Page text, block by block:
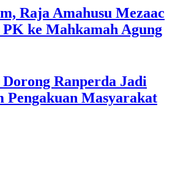
Raja Amahusu Mezaac
PK ke Mahkamah Agung
Ranperda Jadi
Pengakuan Masyarakat